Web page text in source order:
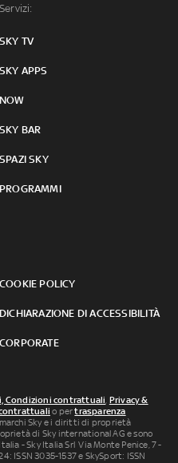
Servizi:
SKY TV
SKY APPS
NOW
SKY BAR
SPAZI SKY
PROGRAMMI
COOKIE POLICY
DICHIARAZIONE DI ACCESSIBILITÀ
CORPORATE
Condizioni contrattuali, Privacy &
o pertrasparenza
Sky e i diritti di proprietà
di Sky international AG e sono
- Sky Italia Srl Via Monte Penice, 7 -
ISSN 3035-1537 e SkySport: ISSN